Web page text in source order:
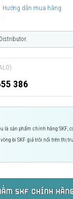
Hướng dẫn mua hàng
386
là sản phẩm chính hãng SKF,
bi SKF giả trôi nổi trên thị